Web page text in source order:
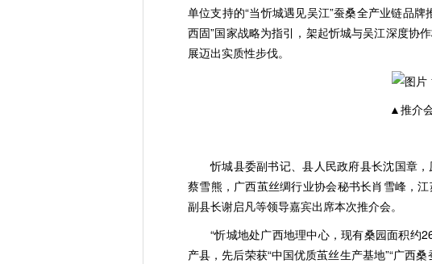
单位支持的“当忻城遇见吴江”蚕桑全产业链品
西固”国家战略为指引，架起忻城与吴江深度协
展迈出实质性步伐。
▲推介
忻城县委副书记、县人民政府县长沈国章
蔡雪熊，广西茧丝绸行业协会秘书长肖雪峰，
副县长谢启凡等领导嘉宾出席本次推介会。
“忻城地处广西地理中心，现有桑园面积约
产县，先后荣获“中国优质茧丝生产基地”“广西